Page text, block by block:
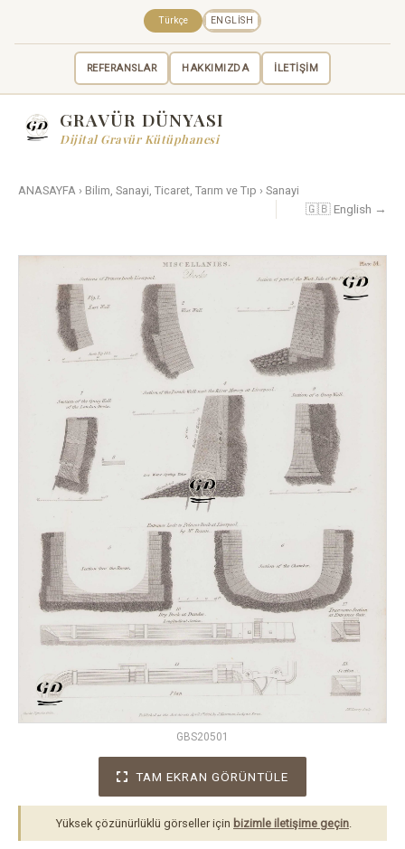
REFERANSLAR HAKKIMIZDA İLETİŞİM
Türkçe ENGLISH
GRAVÜR DÜNYASI
Dijital Gravür Kütüphanesi
ANASAYFA › Bilim, Sanayi, Ticaret, Tarım ve Tıp › Sanayi
🇬🇧 English →
GBS20501
TAM EKRAN GÖRÜNTÜLE
Yüksek çözünürlüklü görseller için bizimle iletişime geçin.